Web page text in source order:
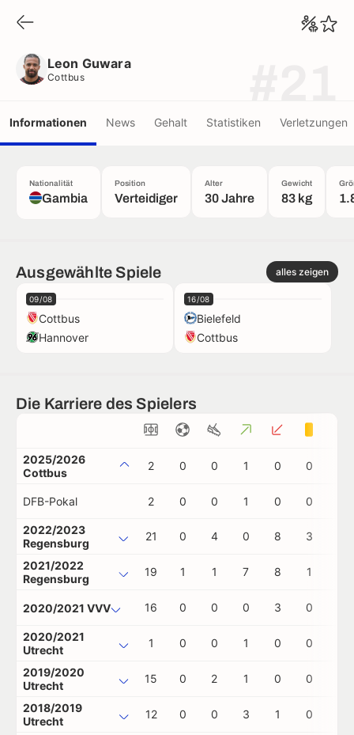
Leon Guwara
Cottbus
Informationen News Gehalt Statistiken Verletzungen
Nationalität
Gambia
Position
Verteidiger
Alter
30 Jahre
Gewicht
83 kg
Ausgewählte Spiele alles zeigen
09/08
Cottbus
Hannover
16/08
Bielefeld
Cottbus
Die Karriere des Spielers
2025/2026
Cottbus
2 0 0 1 0 0
DFB-Pokal 2 0 0 1 0 0
2022/2023
Regensburg
21 0 4 0 8 3
2021/2022
Regensburg
19 1 1 7 8 1
2020/2021 VVV 16 0 0 0 3 0
2020/2021
Utrecht
1 0 0 1 0 0
2019/2020
Utrecht
15 0 2 1 0 0
2018/2019
Utrecht
12 0 0 3 1 0